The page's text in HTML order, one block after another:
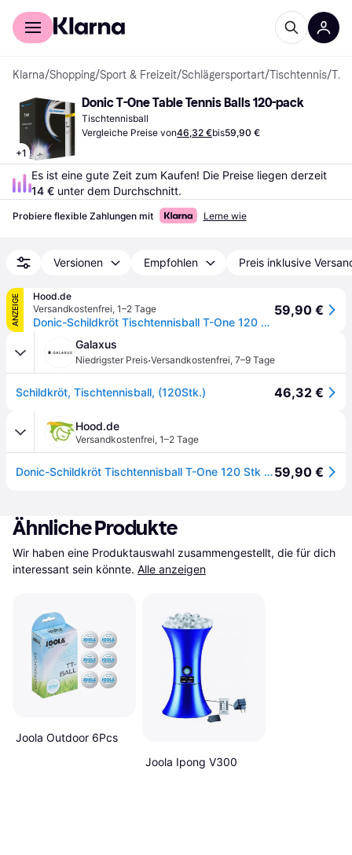
Für Shopper
Klarna/Shopping/Sport & Freizeit/Schlägersportart/Tischtennis/ Tischtennisbälle
+1
Donic T-One Table Tennis Balls 120-pack
Tischtennisball
Vergleiche Preise von46,32 €bis59,90 €
14 € unter dem Durchschnitt.
Probiere flexible Zahlungen mit Lerne wie
Versionen Empfohlen Preis inklusive
ANZEIGE
Hood.de
Versandkostenfrei, 1–2 Tage
Donic-Schildkröt Tischtennisball T-One 120 Stk weiß | Tischtennis Bälle TT Tablete
59,90 €
Galaxus
Niedrigster Preis·Versandkostenfrei, 7–9 Tage
Schildkröt, Tischtennisball, (120Stk.) 46,32 €
Hood.de
Versandkostenfrei, 1–2 Tage
Donic-Schildkröt Tischtennisball T-One 120 Stk weiß | Tischtennis Bälle TT Tablete59,90 €
Ähnliche Produkte
Wir haben eine Produktauswahl zusammengestellt, die für dich
interessant sein könnte. Alle anzeigen
Joola Outdoor 6Pcs
Joola Ipong V300